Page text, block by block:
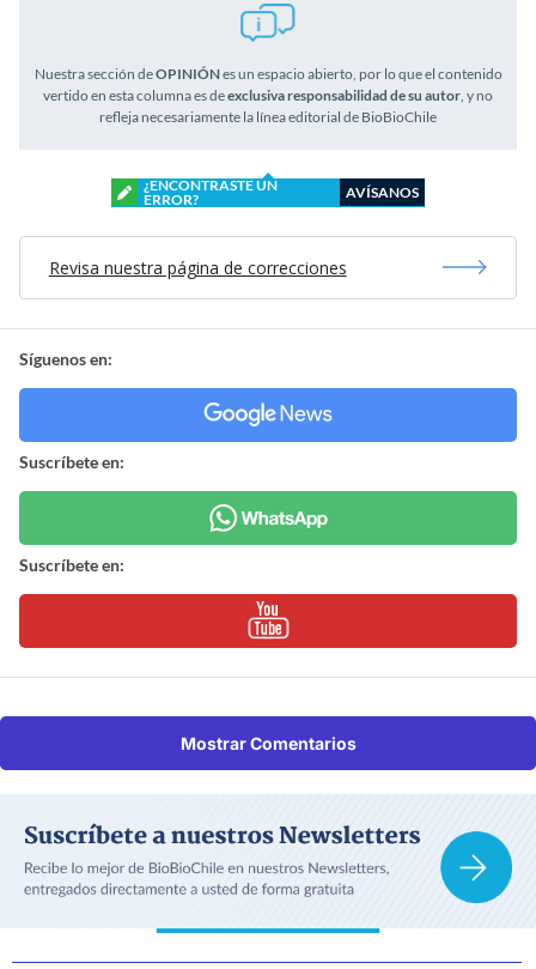
Nuestra sección deOPINIÓNes un espacio abierto, por lo que el contenido
vertido en esta columna es deexclusiva responsabilidad de su autor , y no
refleja necesariamente la línea editorial de BioBioChile
¿ENCONTRASTE UN
ERROR?
AVÍSANOS
Revisa nuestra página de correcciones
Síguenos en:
Suscríbete en:
Suscríbete en:
Mostrar Comentarios